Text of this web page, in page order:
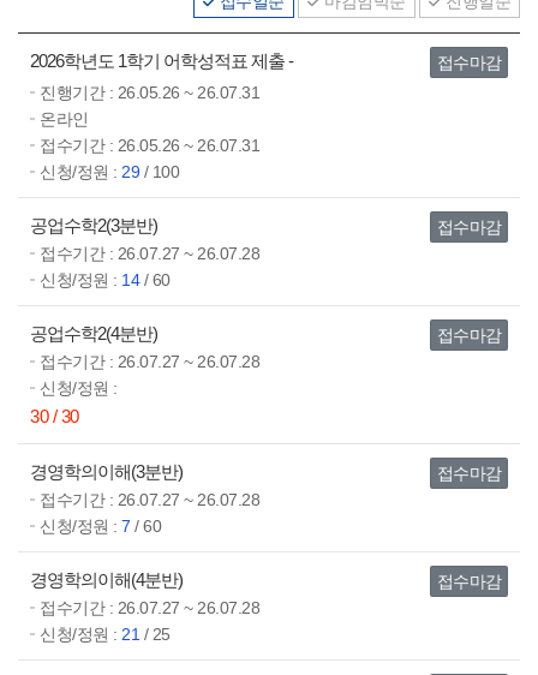
접수마감
2026학년도 1학기 어학성적표 제출 -
진행기간 : 26.05.26 ~ 26.07.31
온라인
접수기간 : 26.05.26 ~ 26.07.31
신청/정원 : 29/ 100
접수마감
공업수학2(3분반)
접수기간 : 26.07.27 ~ 26.07.28
신청/정원 : 14/ 60
접수마감
공업수학2(4분반)
접수기간 : 26.07.27 ~ 26.07.28
신청/정원 :
30 / 30
접수마감
경영학의이해(3분반)
접수기간 : 26.07.27 ~ 26.07.28
신청/정원 : 7 / 60
접수마감
경영학의이해(4분반)
접수기간 : 26.07.27 ~ 26.07.28
신청/정원 : 21 / 25